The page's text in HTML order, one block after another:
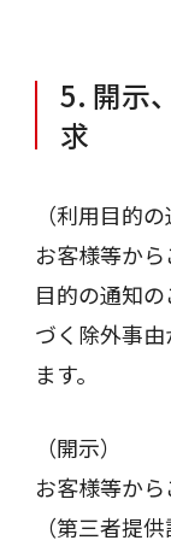
5. 開示
求
（利用目的の
お客様等か
目的の通知
づく除外事
ます。
（開示）
お客様等か
（第三者提